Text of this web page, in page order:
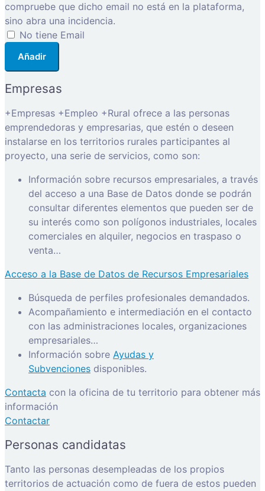
compruebe que dicho email no está en la plataforma,
sino abra una incidencia.
No tiene Email
Añadir
Empresas
+Empresas +Empleo +Rural ofrece a las personas
emprendedoras y empresarias, que estén o deseen
instalarse en los territorios rurales participantes al
proyecto, una serie de servicios, como son:
Información sobre recursos empresariales, a través
del acceso a una Base de Datos donde se podrán
consultar diferentes elementos que pueden ser de
su interés como son polígonos industriales, locales
comerciales en alquiler, negocios en traspaso o
venta…
Acceso a la Base de Datos de Recursos Empresariales
Búsqueda de perfiles profesionales demandados.
Acompañamiento e intermediación en el contacto
con las administraciones locales, organizaciones
empresariales…
Información sobre Ayudas y
Subvenciones disponibles.
Contacta con la oficina de tu territorio para obtener más
información
Contactar
Personas candidatas
Tanto las personas desempleadas de los propios
territorios de actuación como de fuera de estos pueden